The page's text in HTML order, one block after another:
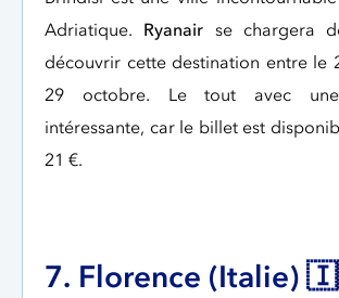
Adriatique. Ryanair se chargera
découvrir cette destination entre le
29 octobre. Le tout avec une
intéressante, car le billet est
21 €.
7. Florence (Italie)